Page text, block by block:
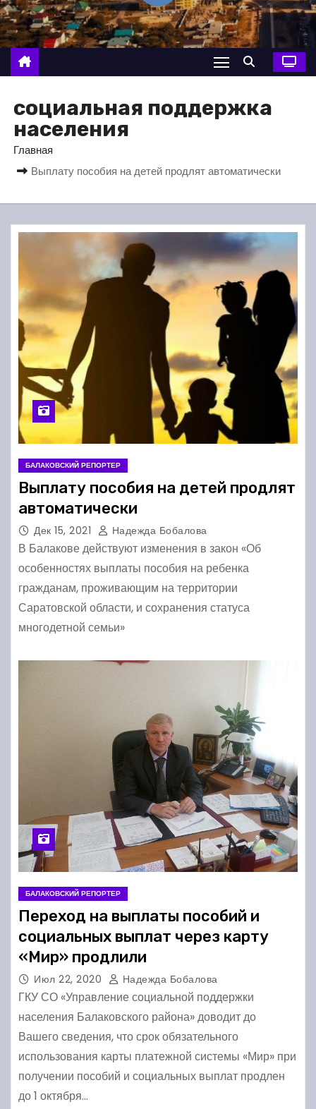
о
м
у
социальная поддержка
населения
Главная
Выплату пособия на детей продлят автоматически
БАЛАКОВСКИЙ РЕПОРТЕР
Выплату пособия на детей продлят
автоматически
Дек 15, 2021 Надежда Бобалова
В Балакове действуют изменения в закон «Об
особенностях выплаты пособия на ребенка
гражданам, проживающим на территории
Саратовской области, и сохранения статуса
многодетной семьи»
БАЛАКОВСКИЙ РЕПОРТЕР
Переход на выплаты пособий и
социальных выплат через карту
«Мир» продлили
Июл 22, 2020 Надежда Бобалова
ГКУ СО «Управление социальной поддержки
населения Балаковского района» доводит до
Вашего сведения, что срок обязательного
использования карты платежной системы «Мир» при
получении пособий и социальных выплат продлен
до 1 октября…